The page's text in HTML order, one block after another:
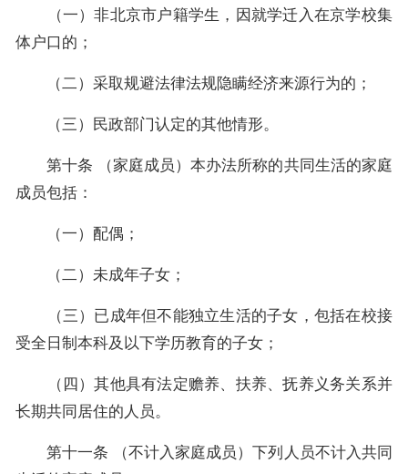
（一）非北京市户籍学生，因就学迁入在京学校集
体户口的；
（二）采取规避法律法规隐瞒经济来源行为的；
（三）民政部门认定的其他情形。
第十条 （家庭成员）本办法所称的共同生活的家庭
成员包括：
（一）配偶；
（二）未成年子女；
（三）已成年但不能独立生活的子女，包括在校接
受全日制本科及以下学历教育的子女；
（四）其他具有法定赡养、扶养、抚养义务关系并
长期共同居住的人员。
第十一条 （不计入家庭成员）下列人员不计入共同